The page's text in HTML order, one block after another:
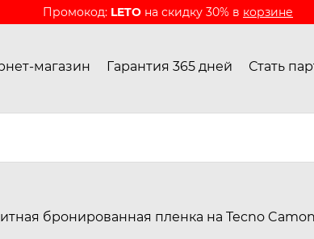
Промокод: LETO на скидку 30% в корзине
магазин Гарантия 365 дней Стать
бронированная пленка на Tecno